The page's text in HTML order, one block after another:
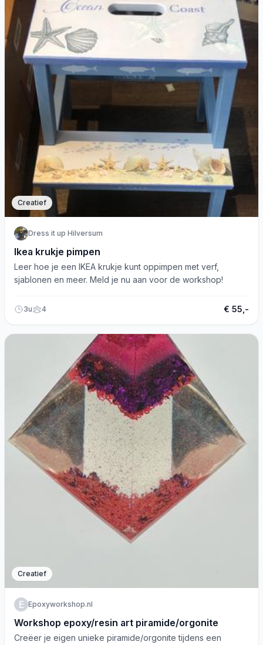
Creatief
Dress it up Hilversum
Ikea krukje pimpen
Leer hoe je een IKEA krukje kunt oppimpen met verf,
sjablonen en meer. Meld je nu aan voor de workshop!
3u 4 € 55,-
Creatief
E Epoxyworkshop.nl
Workshop epoxy/resin art piramide/orgonite
Creëer je eigen unieke piramide/orgonite tijdens een